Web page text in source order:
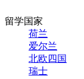
留学国家
荷兰
爱尔兰
北欧四国
瑞士